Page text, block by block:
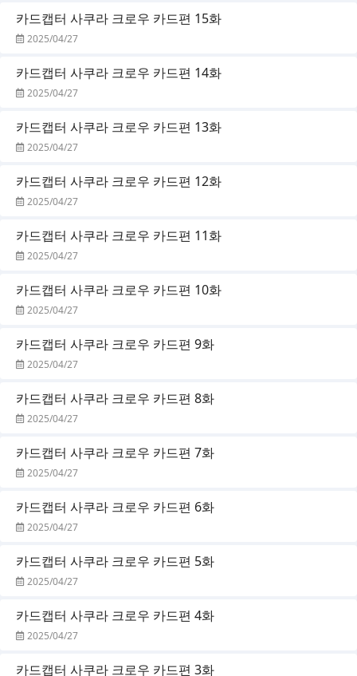
카드캡터 사쿠라 크로우 카드편 15화
2025/04/27
카드캡터 사쿠라 크로우 카드편 14화
2025/04/27
카드캡터 사쿠라 크로우 카드편 13화
2025/04/27
카드캡터 사쿠라 크로우 카드편 12화
2025/04/27
카드캡터 사쿠라 크로우 카드편 11화
2025/04/27
카드캡터 사쿠라 크로우 카드편 10화
2025/04/27
카드캡터 사쿠라 크로우 카드편 9화
2025/04/27
카드캡터 사쿠라 크로우 카드편 8화
2025/04/27
카드캡터 사쿠라 크로우 카드편 7화
2025/04/27
카드캡터 사쿠라 크로우 카드편 6화
2025/04/27
카드캡터 사쿠라 크로우 카드편 5화
2025/04/27
카드캡터 사쿠라 크로우 카드편 4화
2025/04/27
카드캡터 사쿠라 크로우 카드편 3화